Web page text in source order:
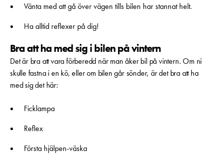
Vänta med att gå över vägen tills bilen har stannat helt.
Ha alltid reflexer på dig!
Bra att ha med sig i bilen på vintern
Det är bra att vara förberedd när man åker bil på vintern. Om ni
skulle fastna i en kö, eller om bilen går sönder, är det bra att ha
med sig det här:
Ficklampa
Reflex
Första hjälpen-väska